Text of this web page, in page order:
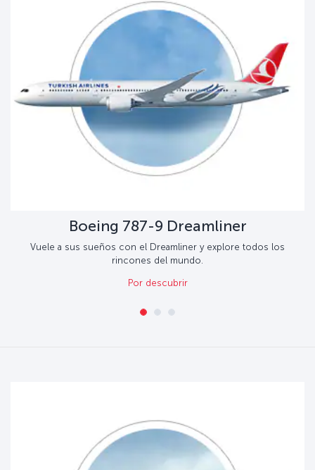
Boeing 787-9 Dreamliner
Vuele a sus sueños con el Dreamliner y explore todos los
rincones del mundo.
Por descubrir